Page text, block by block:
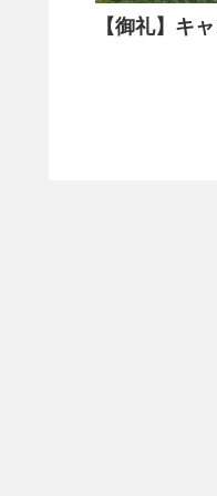
【御礼】キ